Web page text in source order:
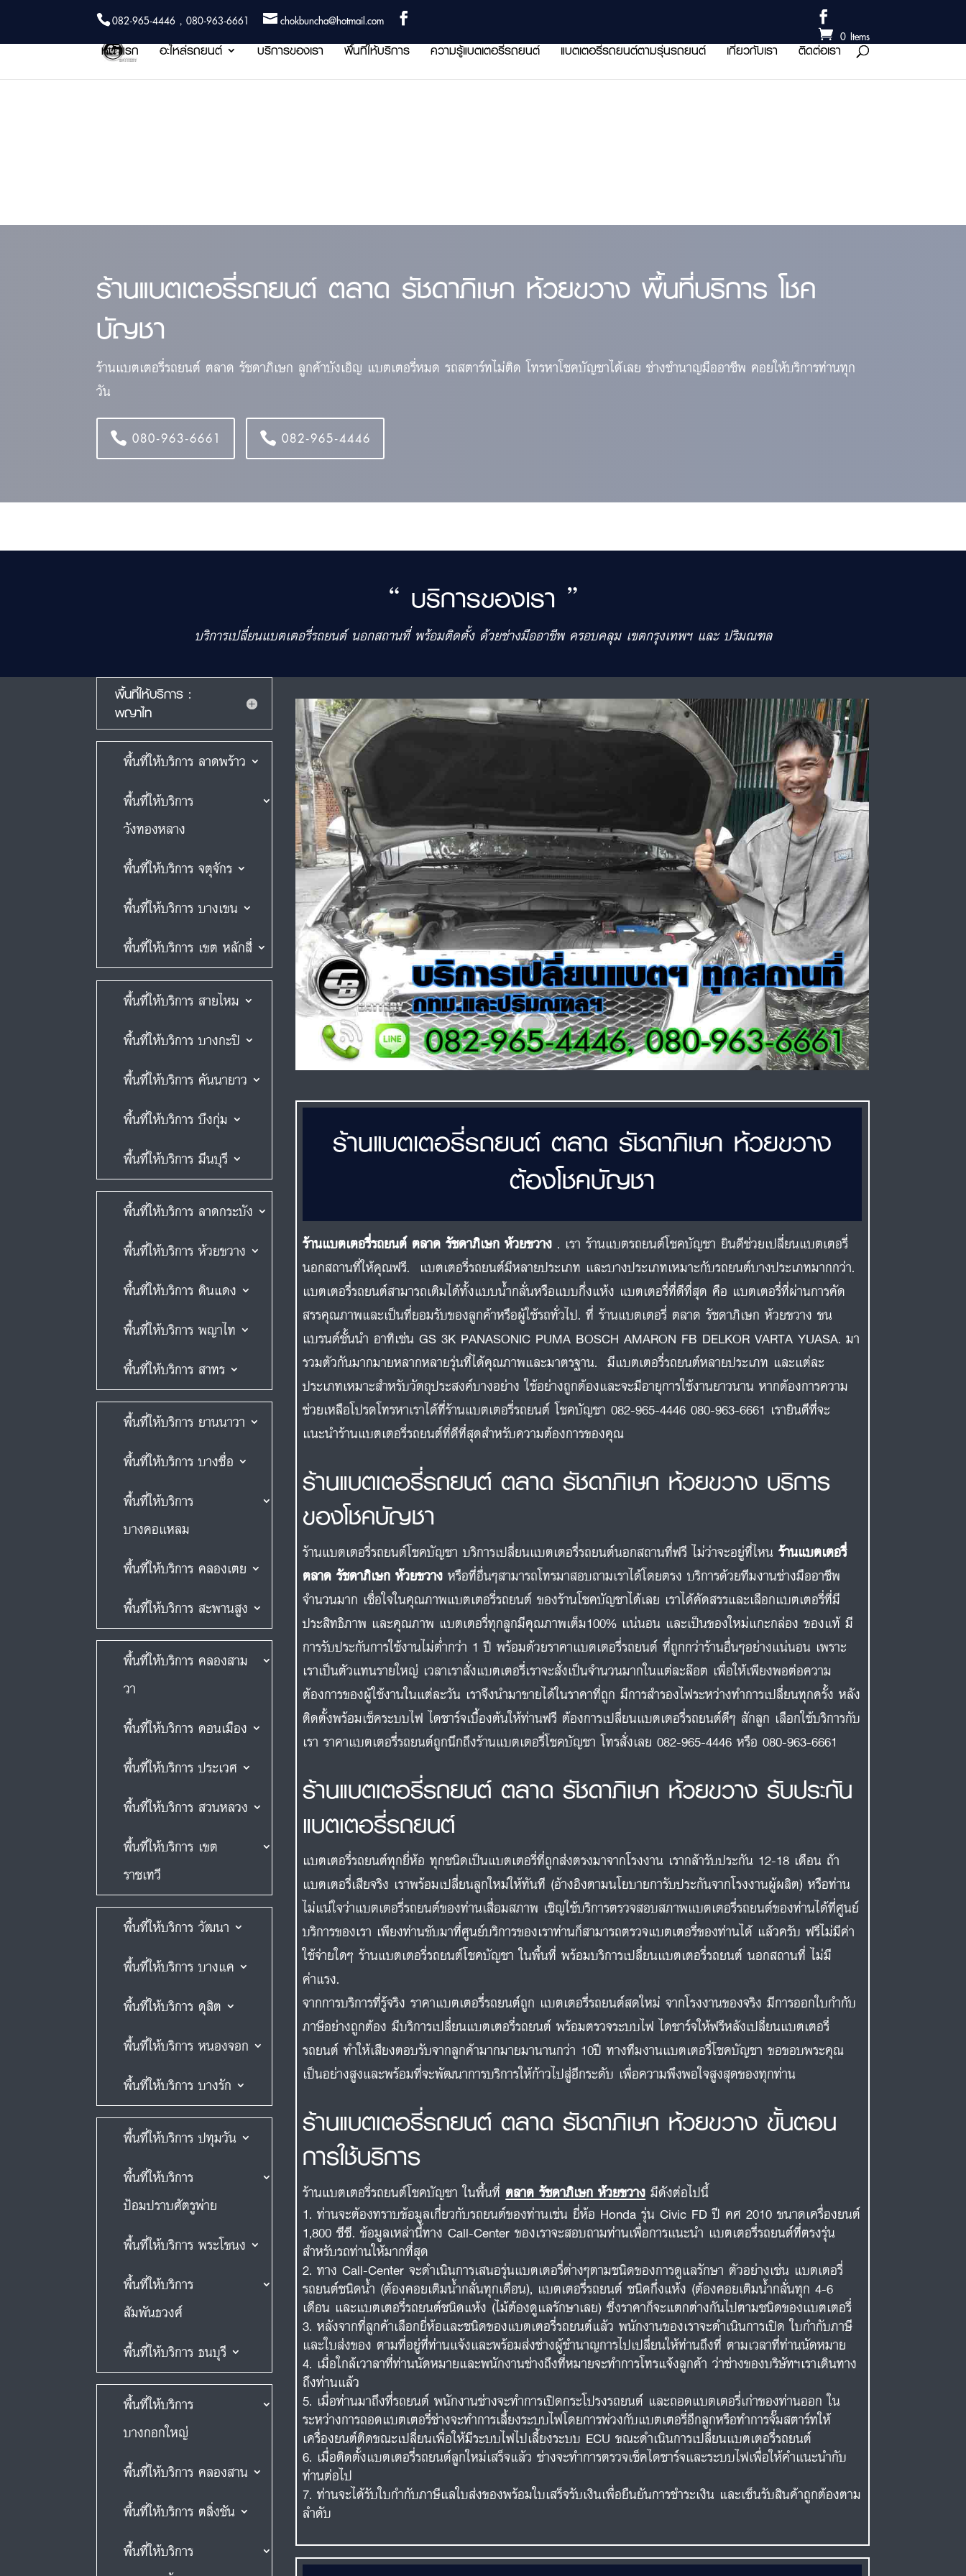
082-965-4446 , 080-963-6661
chokbuncha@hotmail.com
0 Items
หน้าแรก อะไหล่รถยนต์ บริการของเรา พื้นที่ให้บริการ ความรู้แบตเตอรี่รถยนต์ แบตเตอรี่รถยนต์ตามรุ่นรถยนต์ เกี่ยวกับเรา ติดต่อเรา
ร้านแบตเตอรี่รถยนต์ ตลาด รัชดาภิเษก ห้วยขวาง พื้นที่บริการ โชค
บัญชา
ร้านแบตเตอรี่รถยนต์ ตลาด รัชดาภิเษก ลูกค้าบังเอิญ แบตเตอรี่หมด รถสตาร์ทไม่ติด โทรหาโชคบัญชาได้เลย ช่างชำนาญมืออาชีพ คอยให้บริการท่านทุก
วัน
080-963-6661 082-965-4446
“ บริการของเรา ”
บริการเปลี่ยนแบตเตอรี่รถยนต์ นอกสถานที่ พร้อมติดตั้ง ด้วยช่างมืออาชีพ ครอบคลุม เขตกรุงเทพฯ และ ปริมณฑล
พื้นที่ให้บริการ :
พญาไท
พื้นที่ให้บริการ ลาดพร้าว
พื้นที่ให้บริการ
วังทองหลาง
พื้นที่ให้บริการ จตุจักร
พื้นที่ให้บริการ บางเขน
พื้นที่ให้บริการ เขต หลักสี่
พื้นที่ให้บริการ สายไหม
พื้นที่ให้บริการ บางกะปิ
พื้นที่ให้บริการ คันนายาว
พื้นที่ให้บริการ บึงกุ่ม
พื้นที่ให้บริการ มีนบุรี
พื้นที่ให้บริการ ลาดกระบัง
พื้นที่ให้บริการ ห้วยขวาง
พื้นที่ให้บริการ ดินแดง
พื้นที่ให้บริการ พญาไท
พื้นที่ให้บริการ สาทร
พื้นที่ให้บริการ ยานนาวา
พื้นที่ให้บริการ บางซื่อ
พื้นที่ให้บริการ
บางคอแหลม
พื้นที่ให้บริการ คลองเตย
พื้นที่ให้บริการ สะพานสูง
พื้นที่ให้บริการ คลองสาม
วา
พื้นที่ให้บริการ ดอนเมือง
พื้นที่ให้บริการ ประเวศ
พื้นที่ให้บริการ สวนหลวง
พื้นที่ให้บริการ เขต
ราชเทวี
พื้นที่ให้บริการ วัฒนา
พื้นที่ให้บริการ บางแค
พื้นที่ให้บริการ ดุสิต
พื้นที่ให้บริการ หนองจอก
พื้นที่ให้บริการ บางรัก
พื้นที่ให้บริการ ปทุมวัน
พื้นที่ให้บริการ
ป้อมปราบศัตรูพ่าย
พื้นที่ให้บริการ พระโขนง
พื้นที่ให้บริการ
สัมพันธวงศ์
พื้นที่ให้บริการ ธนบุรี
พื้นที่ให้บริการ
บางกอกใหญ่
พื้นที่ให้บริการ คลองสาน
พื้นที่ให้บริการ ตลิ่งชัน
พื้นที่ให้บริการ
ร้านแบตเตอรี่รถยนต์ ตลาด รัชดาภิเษก ห้วยขวาง
ต้องโชคบัญชา
ร้านแบตเตอรี่รถยนต์ ตลาด รัชดาภิเษก ห้วยขวาง . เรา ร้านแบตรถยนต์โชคบัญชา ยินดีช่วยเปลี่ยนแบตเตอรี่
นอกสถานที่ให้คุณฟรี. แบตเตอรี่รถยนต์มีหลายประเภท และบางประเภทเหมาะกับรถยนต์บางประเภทมากกว่า.
แบตเตอรี่รถยนต์สามารถเติมได้ทั้งแบบน้ำกลั่นหรือแบบกึ่งแห้ง แบตเตอรี่ที่ดีที่สุด คือ แบตเตอรี่ที่ผ่านการคัด
สรรคุณภาพและเป็นที่ยอมรับของลูกค้าหรือผู้ใช้รถทั่วไป. ที่ ร้านแบตเตอรี่ ตลาด รัชดาภิเษก ห้วยขวาง ขน
แบรนด์ชั้นนำ อาทิเช่น GS 3K PANASONIC PUMA BOSCH AMARON FB DELKOR VARTA YUASA. มา
รวมตัวกันมากมายหลากหลายรุ่นที่ได้คุณภาพและมาตรฐาน. มีแบตเตอรี่รถยนต์หลายประเภท และแต่ละ
ประเภทเหมาะสำหรับวัตถุประสงค์บางอย่าง ใช้อย่างถูกต้องและจะมีอายุการใช้งานยาวนาน หากต้องการความ
ช่วยเหลือโปรดโทรหาเราได้ที่ร้านแบตเตอรี่รถยนต์ โชคบัญชา 082-965-4446 080-963-6661 เรายินดีที่จะ
แนะนำร้านแบตเตอรี่รถยนต์ที่ดีที่สุดสำหรับความต้องการของคุณ
ร้านแบตเตอรี่รถยนต์ ตลาด รัชดาภิเษก ห้วยขวาง บริการ
ของโชคบัญชา
ร้านแบตเตอรี่รถยนต์โชคบัญชา บริการเปลี่ยนแบตเตอรี่รถยนต์นอกสถานที่ฟรี ไม่ว่าจะอยู่ที่ไหนร้านแบตเตอรี่
ตลาด รัชดาภิเษก ห้วยขวาง หรือที่อื่นๆสามารถโทรมาสอบถามเราได้โดยตรง บริการด้วยทีมงานช่างมืออาชีพ
จำนวนมาก เชื่อใจในคุณภาพแบตเตอรี่รถยนต์ ของร้านโชคบัญชาได้เลย เราได้คัดสรรและเลือกแบตเตอรี่ที่มี
ประสิทธิภาพ และคุณภาพ แบตเตอรี่ทุกลูกมีคุณภาพเต็ม100% แน่นอน และเป็นของใหม่แกะกล่อง ของแท้ มี
การรับประกันการใช้งานไม่ต่ำกว่า 1 ปี พร้อมด้วยราคาแบตเตอรี่รถยนต์ ที่ถูกกว่าร้านอื่นๆอย่างแน่นอน เพราะ
เราเป็นตัวแทนรายใหญ่ เวลาเราสั่งแบตเตอรี่เราจะสั่งเป็นจำนวนมากในแต่ละล๊อต เพื่อให้เพียงพอต่อความ
ต้องการของผู้ใช้งานในแต่ละวัน เราจึงนำมาขายได้ในราคาที่ถูก มีการสำรองไฟระหว่างทำการเปลี่ยนทุกครั้ง หลัง
ติดตั้งพร้อมเช็คระบบไฟ ไดชาร์จเบื้องต้นให้ท่านฟรี ต้องการเปลี่ยนแบตเตอรี่รถยนต์ดีๆ สักลูก เลือกใช้บริการกับ
เรา ราคาแบตเตอรี่รถยนต์ถูกนึกถึงร้านแบตเตอรี่โชคบัญชา โทรสั่งเลย 082-965-4446 หรือ 080-963-6661
ร้านแบตเตอรี่รถยนต์ ตลาด รัชดาภิเษก ห้วยขวาง รับประกัน
แบตเตอรี่รถยนต์
แบตเตอรี่รถยนต์ทุกยี่ห้อ ทุกชนิดเป็นแบตเตอรี่ที่ถูกส่งตรงมาจากโรงงาน เรากล้ารับประกัน 12-18 เดือน ถ้า
แบตเตอรี่เสียจริง เราพร้อมเปลี่ยนลูกใหม่ให้ทันที (อ้างอิงตามนโยบายการับประกันจากโรงงานผู้ผลิต) หรือท่าน
ไม่แน่ใจว่าแบตเตอรี่รถยนต์ของท่านเสื่อมสภาพ เชิญใช้บริการตรวจสอบสภาพแบตเตอรี่รถยนต์ของท่านได้ที่ศูนย์
บริการของเรา เพียงท่านขับมาที่ศูนย์บริการของเราท่านก็สามารถตรวจแบตเตอรี่ของท่านได้ แล้วครับ ฟรีไม่มีค่า
ใช้จ่ายใดๆ ร้านแบตเตอรี่รถยนต์โชคบัญชา ในพื้นที่ พร้อมบริการเปลี่ยนแบตเตอรี่รถยนต์ นอกสถานที่ ไม่มี
ค่าแรง.
จากการบริการที่รู้จริง ราคาแบตเตอรี่รถยนต์ถูก แบตเตอรี่รถยนต์สดใหม่ จากโรงงานของจริง มีการออกใบกำกับ
ภาษีอย่างถูกต้อง มีบริการเปลี่ยนแบตเตอรี่รถยนต์ พร้อมตรวจระบบไฟ ไดชาร์จให้ฟรีหลังเปลี่ยนแบตเตอรี่
รถยนต์ ทำให้เสียงตอบรับจากลูกค้ามากมายมานานกว่า 10ปี ทางทีมงานแบตเตอรี่โชคบัญชา ขอขอบพระคุณ
เป็นอย่างสูงและพร้อมที่จะพัฒนาการบริการให้ก้าวไปสู่อีกระดับ เพื่อความพึงพอใจสูงสุดของทุกท่าน
ร้านแบตเตอรี่รถยนต์ ตลาด รัชดาภิเษก ห้วยขวาง ขั้นตอน
การใช้บริการ
ร้านแบตเตอรี่รถยนต์โชคบัญชา ในพื้นที่ ตลาด รัชดาภิเษก ห้วยขวาง มีดังต่อไปนี้
ท่านจะต้องทราบข้อมูลเกี่ยวกับรถยนต์ของท่านเช่น ยี่ห้อ Honda รุ่น Civic FD ปี คศ 2010 ขนาดเครื่องยนต์
1,800 ซีซี. ข้อมูลเหล่านี้ทาง Call-Center ของเราจะสอบถามท่านเพื่อการแนะนำ แบตเตอรี่รถยนต์ที่ตรงรุ่น
สำหรับรถท่านให้มากที่สุด
ทาง Call-Center จะดำเนินการเสนอรุ่นแบตเตอรี่ต่างๆตามชนิดของการดูแลรักษา ตัวอย่างเช่น แบตเตอรี่
รถยนต์ชนิดน้ำ (ต้องคอยเติมน้ำกลั่นทุกเดือน), แบตเตอรี่รถยนต์ ชนิดกึ่งแห้ง (ต้องคอยเติมน้ำกลั่นทุก 4-6
เดือน และแบตเตอรี่รถยนต์ชนิดแห้ง (ไม้ต้องดูแลรักษาเลย) ซึ่งราคาก็จะแตกต่างกันไปตามชนิดของแบตเตอรี่
หลังจากที่ลูกค้าเลือกยี่ห้อและชนิดของแบตเตอรี่รถยนต์แล้ว พนักงานของเราจะดำเนินการเปิด ใบกำกับภาษี
และใบส่งของ ตามที่อยู่ที่ท่านแจ้งและพร้อมส่งช่างผู้ชำนาญการไปเปลี่ยนให้ท่านถึงที่ ตามเวลาที่ท่านนัดหมาย
เมื่อใกล้เวาลาที่ท่านนัดหมายและพนักงานช่างถึงที่หมายจะทำการโทรแจ้งลูกค้า ว่าช่างของบริษัทฯเราเดินทาง
ถึงท่านแล้ว
เมื่อท่านมาถึงที่รถยนต์ พนักงานช่างจะทำการเปิดกระโปรงรถยนต์ และถอดแบตเตอรี่เก่าของท่านออก ใน
ระหว่างการถอดแบตเตอรี่ช่างจะทำการเลี้ยงระบบไฟโดยการพ่วงกับแบตเตอรี่อีกลูกหรือทำการจั๊มสตาร์ทให้
เครื่องยนต์ติดขณะเปลี่ยนเพื่อให้มีระบบไฟไปเลี้ยงระบบ ECU ขณะดำเนินการเปลี่ยนแบตเตอรี่รถยนต์
เมื่อติดตั้งแบตเตอรี่รถยนต์ลูกใหม่เสร็จแล้ว ช่างจะทำการตรวจเช็คไดชาร์จและระบบไฟเพื่อให้คำแนะนำกับ
ท่านต่อไป
ท่านจะได้รับใบกำกับภาษีแลใบส่งของพร้อมใบเสร็จรับเงินเพื่อยืนยันการชำระเงิน และเซ็นรับสินค้าถูกต้องตาม
ลำดับ